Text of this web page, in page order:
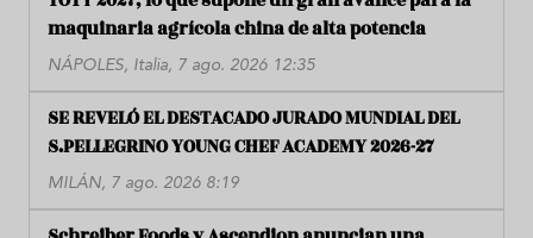
maquinaria agrícola china de alta potencia
NÁPOLES, Italia, 7 ago. 2026 12:35
SE REVELÓ EL DESTACADO JURADO MUNDIAL DEL
S.PELLEGRINO YOUNG CHEF ACADEMY 2026-27
MILÁN, 7 ago. 2026 8:19